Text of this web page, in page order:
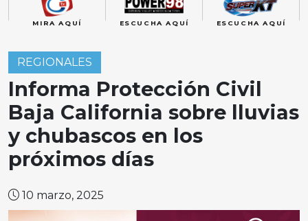
MIRA AQUÍ ESCUCHA AQUÍ ESCUCHA AQUÍ
REGIONALES
Informa Protección Civil
Baja California sobre lluvias
y chubascos en los
próximos días
10 marzo, 2025